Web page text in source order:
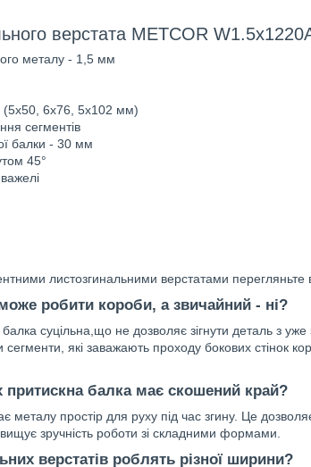
верстата METCOR
металу - 1,5 мм
(5x50, 6x76, 5x102 мм)
сегментів
балки - 30 мм
45°
листозгинальними верстатами перегляньте
робити короби, а звичайний - ні?
суцільна,що не дозволяє зігнути деталь з
які заважають проходу бокових стінок
притискна балка має скошений край?
металу простір для руху під час згину. Це
зручність роботи зі складними формами.
верстатів роблять різної ширини?